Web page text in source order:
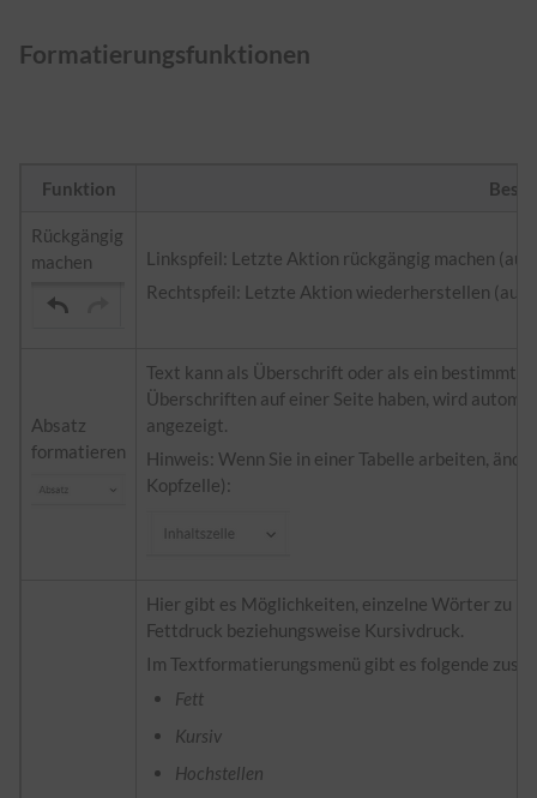
Formatierungsfunktionen
Funktion
Rückgängig
machen
Linkspfeil: Letzte Aktion rückgängig machen
Rechtspfeil: Letzte Aktion wiederherstellen
Absatz
formatieren
Text kann als Überschrift oder als ein
Überschriften auf einer Seite haben, wird
angezeigt.
Hinweis: Wenn Sie in einer Tabelle arbeiten,
Kopfzelle):
Hier gibt es Möglichkeiten, einzelne Wörter zu
Fettdruck beziehungsweise Kursivdruck.
Im Textformatierungsmenü gibt es folgende
Fett
Kursiv
Hochstellen